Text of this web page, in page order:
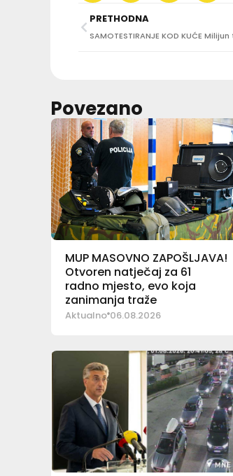
PRETHODNA
Povezano
MUP MASOVNO ZAPOŠLJAVA!
Otvoren natječaj za 61
radno mjesto, evo koja
zanimanja traže
Aktualno 06.08.2026